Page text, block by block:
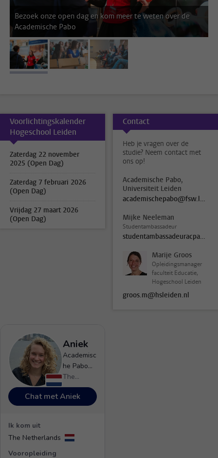
Bezoek onze open dag en kom meer te weten over de
Academische Pabo
afbeelding 1 afbeelding 2 afbeelding 3
Voorlichtingskalender
Hogeschool Leiden
Zaterdag 22 november
2025 (Open Dag)
Zaterdag 7 februari 2026
(Open Dag)
Vrijdag 27 maart 2026
(Open Dag)
Contact
Heb je vragen over de
studie? Neem contact met
ons op!
Academische Pabo,
Universiteit Leiden
academischepabo@fsw.leidenuniv.nl
Mijke Neeleman
Studentambassadeur
studentambassadeuracpa@FSW.leidenuniv.nl
Marije Groos
Opleidingsmanager
faculteit Educatie,
Hogeschool Leiden
groos.m@hsleiden.nl